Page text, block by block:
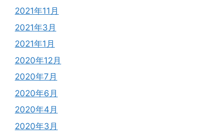
2021年11月
2021年3月
2021年1月
2020年12月
2020年7月
2020年6月
2020年4月
2020年3月